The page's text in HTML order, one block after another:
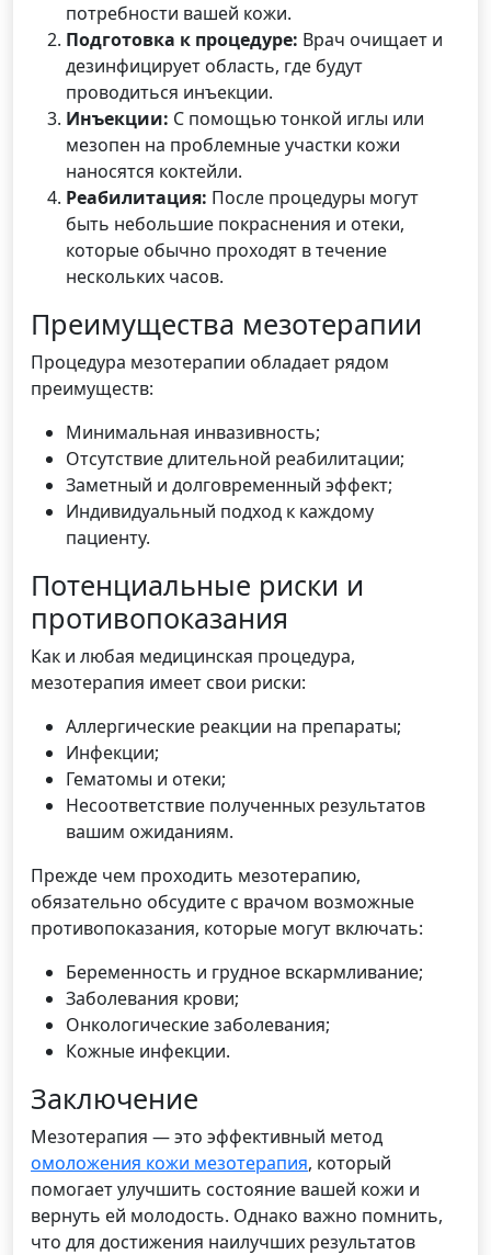
потребности вашей кожи.
Подготовка к процедуре: Врач очищает и
дезинфицирует область, где будут
проводиться инъекции.
Инъекции: С помощью тонкой иглы или
мезопен на проблемные участки кожи
наносятся коктейли.
Реабилитация: После процедуры могут
быть небольшие покраснения и отеки,
которые обычно проходят в течение
нескольких часов.
Преимущества мезотерапии
Процедура мезотерапии обладает рядом
преимуществ:
Минимальная инвазивность;
Отсутствие длительной реабилитации;
Заметный и долговременный эффект;
Индивидуальный подход к каждому
пациенту.
Потенциальные риски и
противопоказания
Как и любая медицинская процедура,
мезотерапия имеет свои риски:
Аллергические реакции на препараты;
Инфекции;
Гематомы и отеки;
Несоответствие полученных результатов
вашим ожиданиям.
Прежде чем проходить мезотерапию,
обязательно обсудите с врачом возможные
противопоказания, которые могут включать:
Беременность и грудное вскармливание;
Заболевания крови;
Онкологические заболевания;
Кожные инфекции.
Заключение
Мезотерапия — это эффективный метод
омоложения кожи мезотерапия, который
помогает улучшить состояние вашей кожи и
вернуть ей молодость. Однако важно помнить,
что для достижения наилучших результатов